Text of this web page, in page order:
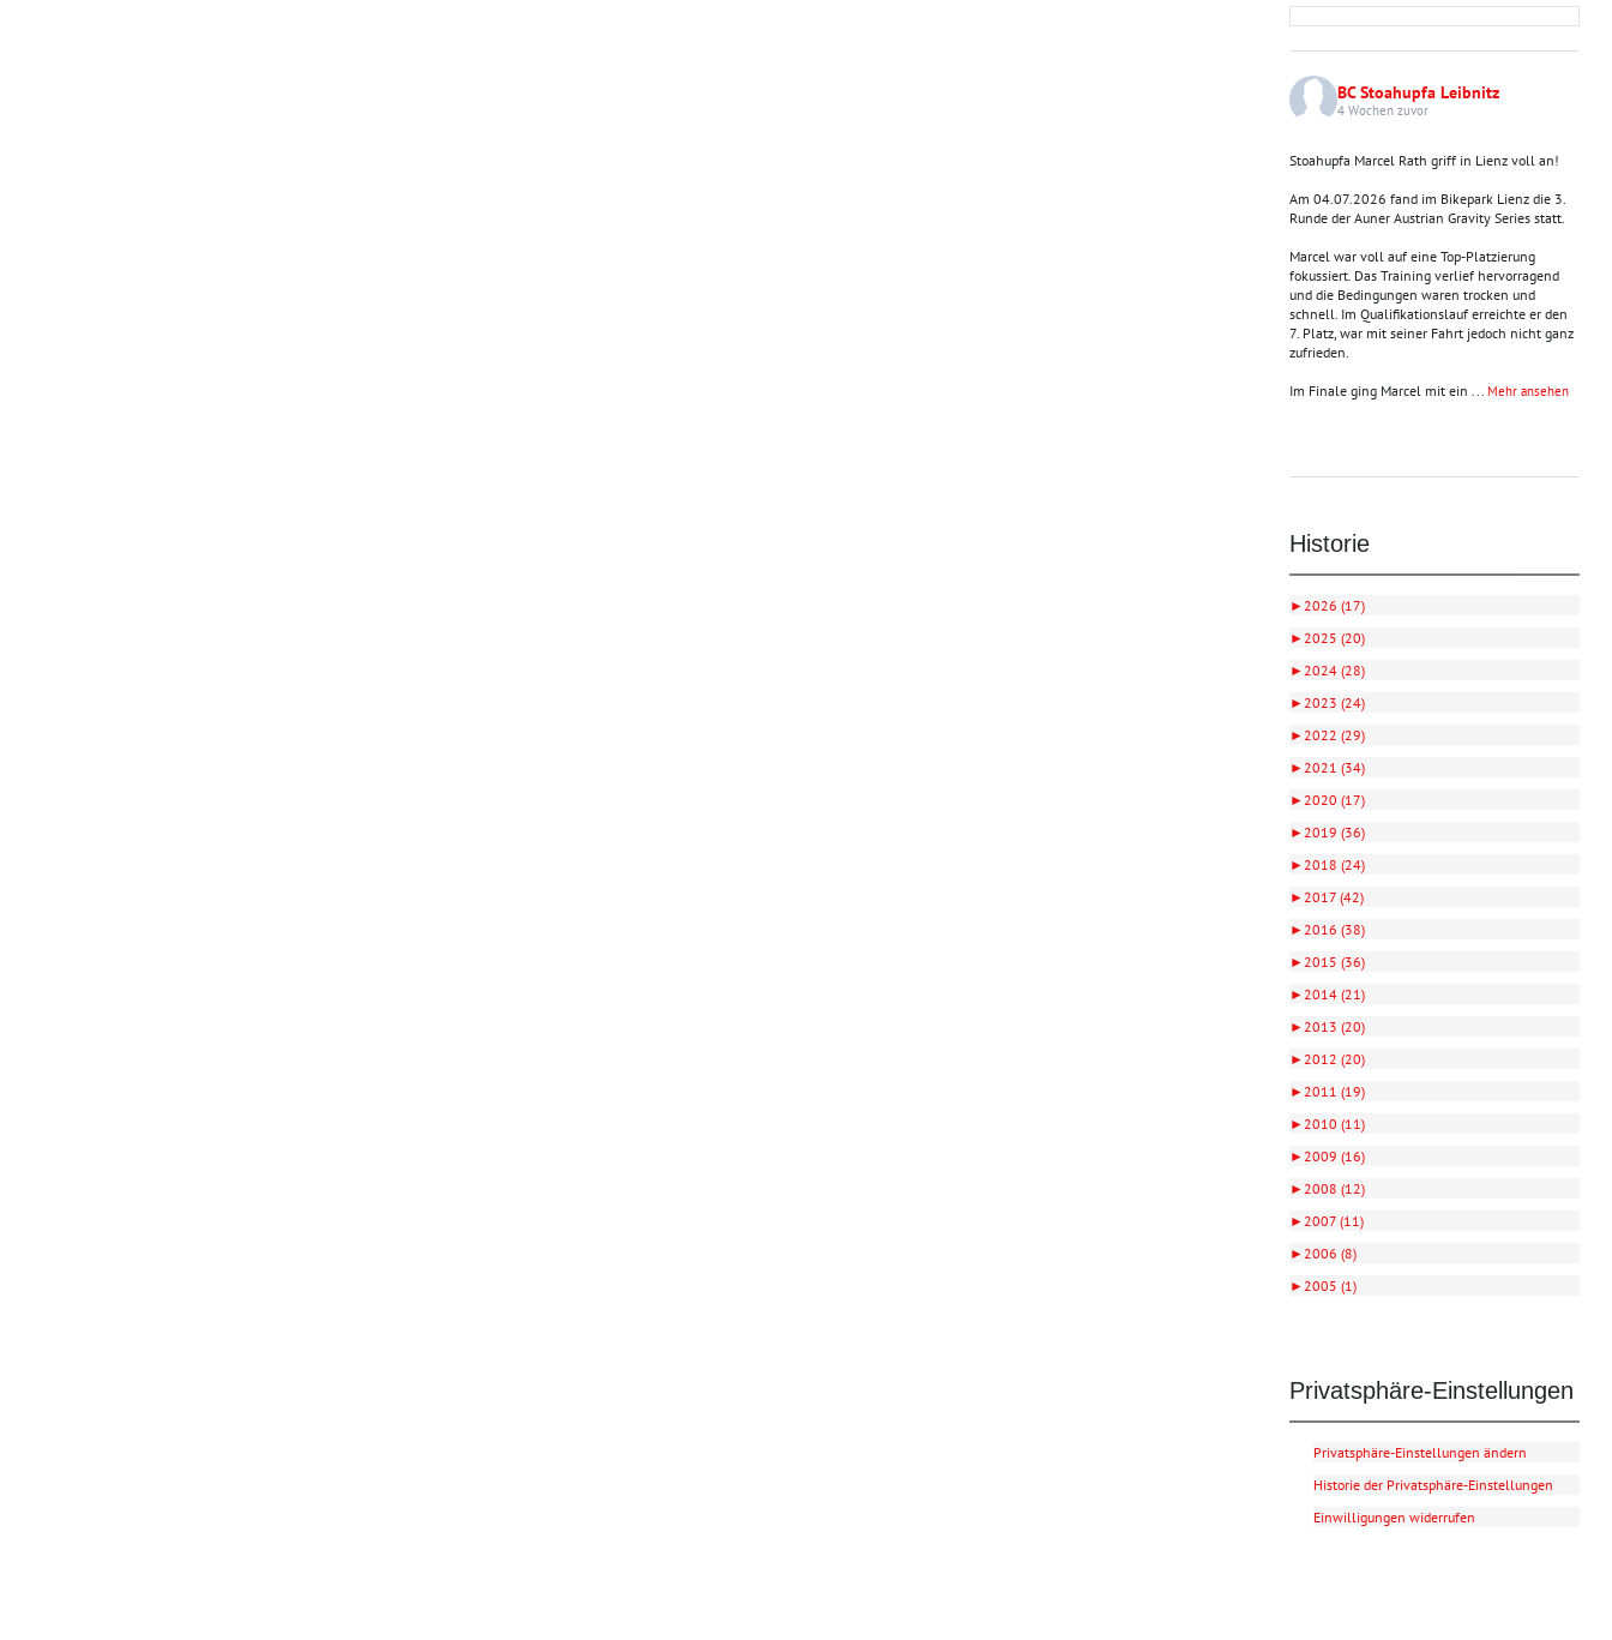
BC Stoahupfa Leibnitz
4 Wochen zuvor
Stoahupfa Marcel Rath griff in Lienz voll an!
Am 04.07.2026 fand im Bikepark Lienz die 3.
Runde der Auner Austrian Gravity Series statt.
Marcel war voll auf eine Top-Platzierung
fokussiert. Das Training verlief hervorragend
und die Bedingungen waren trocken und
schnell. Im Qualifikationslauf erreichte er den
7. Platz, war mit seiner Fahrt jedoch nicht ganz
zufrieden.
Im Finale ging Marcel mit ein Mehr ansehen
Historie
► 2026 (17)
► 2025 (20)
► 2024 (28)
► 2023 (24)
► 2022 (29)
► 2021 (34)
► 2020 (17)
► 2019 (36)
► 2018 (24)
► 2017 (42)
► 2016 (38)
► 2015 (36)
► 2014 (21)
► 2013 (20)
► 2012 (20)
► 2011 (19)
► 2010 (11)
► 2009 (16)
► 2008 (12)
► 2007 (11)
► 2006 (8)
► 2005 (1)
Privatsphäre-Einstellungen
Privatsphäre-Einstellungen ändern
Historie der Privatsphäre-Einstellungen
Einwilligungen widerrufen